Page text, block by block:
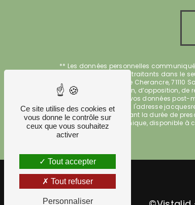
** Les données personnelles
REBILLARD et ses sous-traitants dans
REBILLARD 1110 Route de Cherancre,
portabilité, de limitation, d’opposition, de
d’organiser le sort de vos données post-
courrier électronique à l'adresse
de contact puis pendant la durée de
démarchage téléphonique, disponible à
Ce site utilise des cookies et
vous donne le contrôle sur
ceux que vous souhaitez
activer
Tout accepter
Tout refuser
Personnaliser